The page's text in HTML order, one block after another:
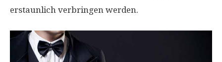
erstaunlich verbringen werden.